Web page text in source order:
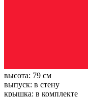
высота: 79 см
выпуск: в стену
крышка: в комплекте